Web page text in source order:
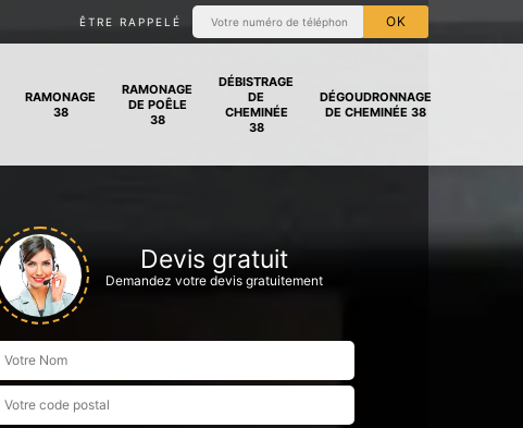
ÊTRE RAPPELÉ
RAMONAGE
38
RAMONAGE
DE POÊLE
38
DÉBISTRAGE
DE
CHEMINÉE
38
DÉGOUDRONNAGE
DE CHEMINÉE 38
Devis gratuit
Demandez votre devis gratuitement